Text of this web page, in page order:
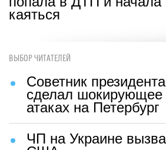
каяться
ВЫБОР ЧИТАТЕЛЕЙ
Советник
сделал шокирующее
атаках на Петербург
ЧП на Украине